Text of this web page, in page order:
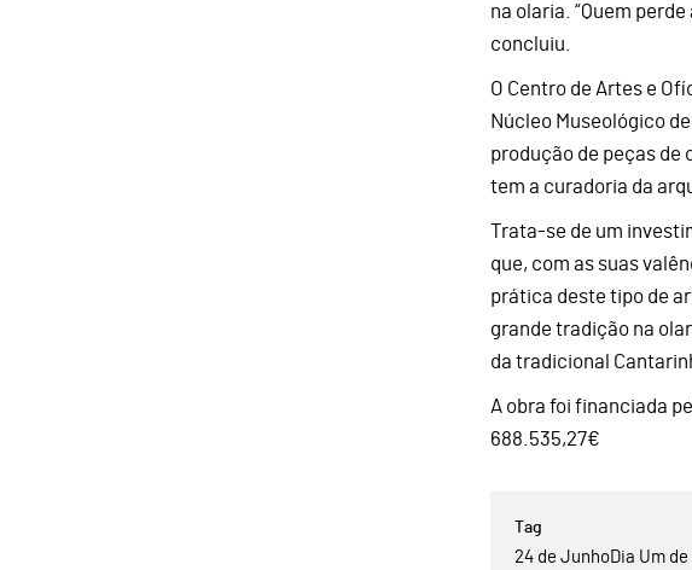
na olaria. “Quem
concluiu.
O Centro de Artes e
Núcleo Museológico
produção de peças de
tem a curadoria da
Trata-se de um
que, com as suas
prática deste tipo de
grande tradição na
da tradicional
A obra foi financiada
688.535,27€
24 de JunhoDia Um